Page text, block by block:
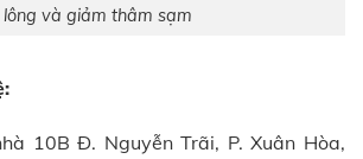
lông và giảm thâm sạm
10B Đ. Nguyễn Trãi, P. Xuân Hòa,